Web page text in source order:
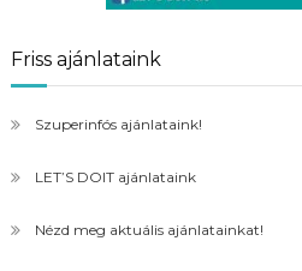
Friss ajánlataink
Szuperinfós ajánlataink!
LET’S DOIT ajánlataink
Nézd meg aktuális ajánlatainkat!